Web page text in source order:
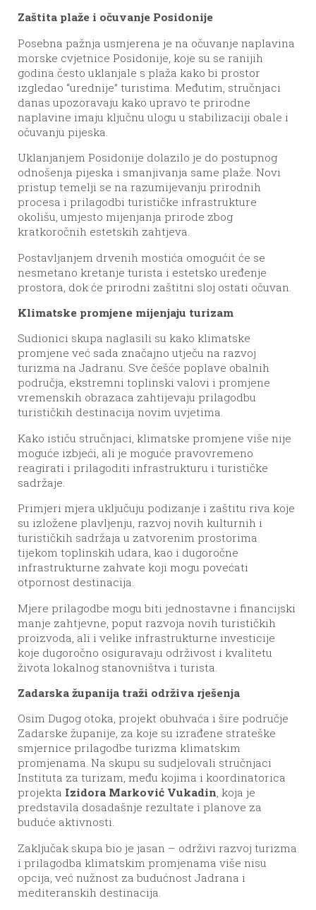
Zaštita plaže i očuvanje Posidonije
Posebna pažnja usmjerena je na očuvanje naplavina
morske cvjetnice Posidonije, koje su se ranijih
godina često uklanjale s plaža kako bi prostor
izgledao “urednije” turistima. Međutim, stručnjaci
danas upozoravaju kako upravo te prirodne
naplavine imaju ključnu ulogu u stabilizaciji obale i
očuvanju pijeska.
Uklanjanjem Posidonije dolazilo je do postupnog
odnošenja pijeska i smanjivanja same plaže. Novi
pristup temelji se na razumijevanju prirodnih
procesa i prilagodbi turističke infrastrukture
okolišu, umjesto mijenjanja prirode zbog
kratkoročnih estetskih zahtjeva.
Postavljanjem drvenih mostića omogućit će se
nesmetano kretanje turista i estetsko uređenje
prostora, dok će prirodni zaštitni sloj ostati očuvan.
Klimatske promjene mijenjaju turizam
Sudionici skupa naglasili su kako klimatske
promjene već sada značajno utječu na razvoj
turizma na Jadranu. Sve češće poplave obalnih
područja, ekstremni toplinski valovi i promjene
vremenskih obrazaca zahtijevaju prilagodbu
turističkih destinacija novim uvjetima.
Kako ističu stručnjaci, klimatske promjene više nije
moguće izbjeći, ali je moguće pravovremeno
reagirati i prilagoditi infrastrukturu i turističke
sadržaje.
Primjeri mjera uključuju podizanje i zaštitu riva koje
su izložene plavljenju, razvoj novih kulturnih i
turističkih sadržaja u zatvorenim prostorima
tijekom toplinskih udara, kao i dugoročne
infrastrukturne zahvate koji mogu povećati
otpornost destinacija.
Mjere prilagodbe mogu biti jednostavne i financijski
manje zahtjevne, poput razvoja novih turističkih
proizvoda, ali i velike infrastrukturne investicije
koje dugoročno osiguravaju održivost i kvalitetu
života lokalnog stanovništva i turista.
Zadarska županija traži održiva rješenja
Osim Dugog otoka, projekt obuhvaća i šire područje
Zadarske županije, za koje su izrađene strateške
smjernice prilagodbe turizma klimatskim
promjenama. Na skupu su sudjelovali stručnjaci
Instituta za turizam, među kojima i koordinatorica
projekta Izidora Marković Vukadin, koja je
predstavila dosadašnje rezultate i planove za
buduće aktivnosti.
Zaključak skupa bio je jasan – održivi razvoj turizma
i prilagodba klimatskim promjenama više nisu
opcija, već nužnost za budućnost Jadrana i
mediteranskih destinacija.